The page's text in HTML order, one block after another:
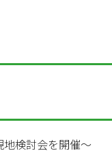
検討会を開催～